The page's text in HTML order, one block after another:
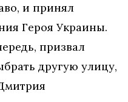
и принял
Героя Украины.
призвал
другую улицу,